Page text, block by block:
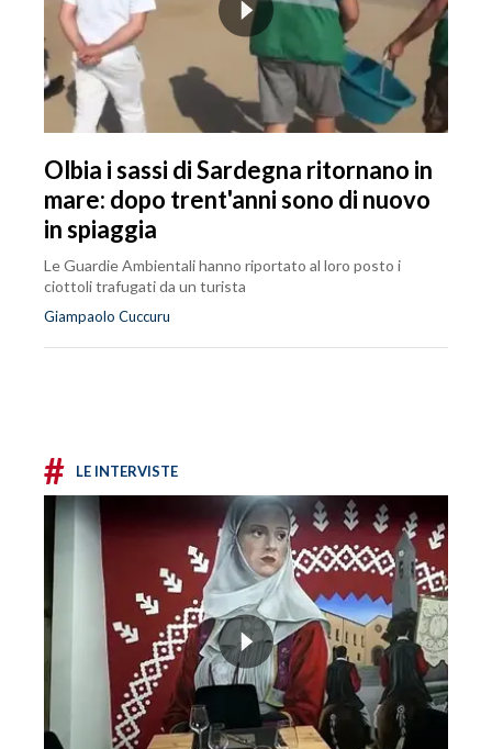
Olbia i sassi di Sardegna ritornano in
mare: dopo trent'anni sono di nuovo
in spiaggia
Le Guardie Ambientali hanno riportato al loro posto i
ciottoli trafugati da un turista
Giampaolo Cuccuru
# LE INTERVISTE